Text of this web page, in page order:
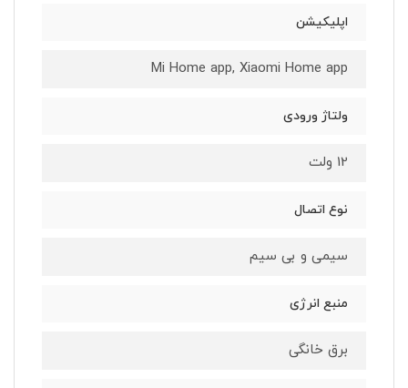
اپلیکیشن
Mi Home app, Xiaomi Home app
ولتاژ ورودی
12 ولت
نوع اتصال
سیمی و بی‌ سیم
منبع انرژی
برق خانگی